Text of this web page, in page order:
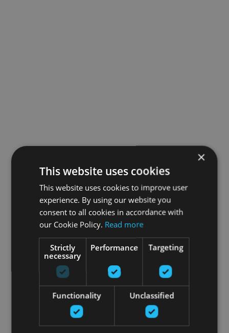
×
This website uses cookies
This website uses cookies to improve user
experience. By using our website you
consent to all cookies in accordance with
our Cookie Policy. Read more
Strictly
necessary
Performance Targeting
Functionality Unclassified